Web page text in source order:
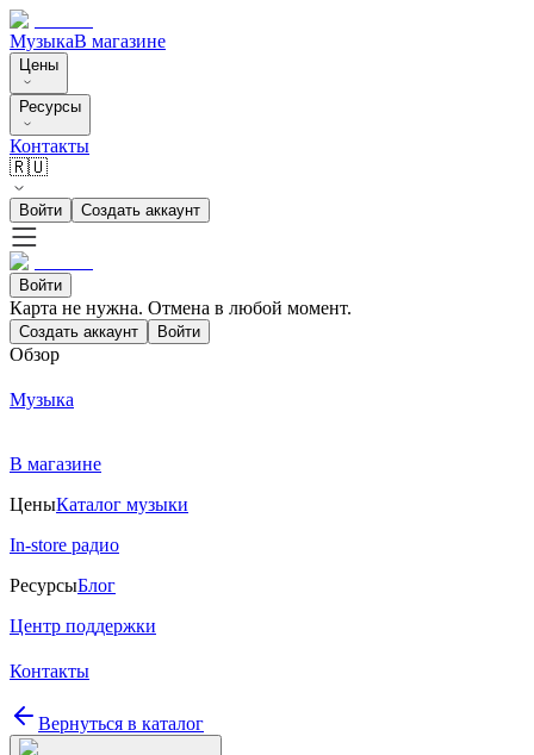
МузыкаВ магазине
Цены
Ресурсы
Контакты
🇷🇺
Войти Создать аккаунт
Войти
Карта не нужна. Отмена в любой момент.
Создать аккаунт Войти
Обзор
Музыка
В магазине
ЦеныКаталог музыки
In-store радио
РесурсыБлог
Центр поддержки
Контакты
Вернуться в каталог